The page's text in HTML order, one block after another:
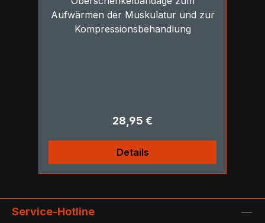
Aufwärmen der Muskulatur und zur
Kompressionsbehandlung
Regulärer Preis:
28,95 €
Details
Service-Hotline